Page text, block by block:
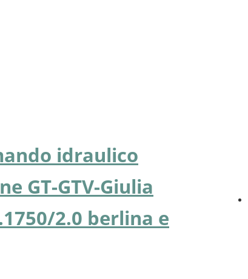
idraulico
GT-GTV-Giulia
2.0 berlina e